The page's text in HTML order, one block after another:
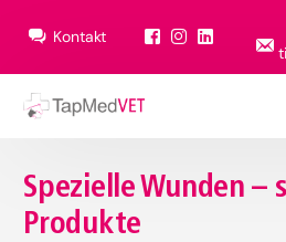
Kontakt
Spezielle Wunden –
Produkte